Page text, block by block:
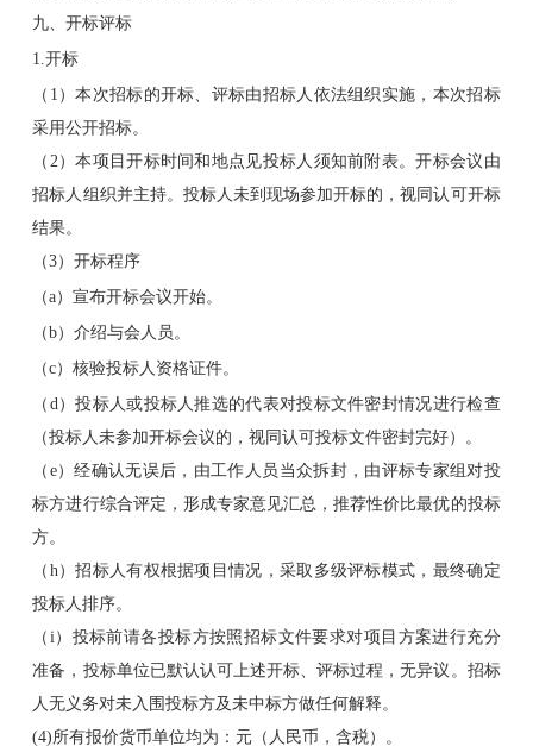
九、开标评标
1.开标
（1）本次招标的开标、评标由招标人依法组织实施，本次招标
采用公开招标。
（2）本项目开标时间和地点见投标人须知前附表。开标会议由
招标人组织并主持。投标人未到现场参加开标的，视同认可开标
结果。
（3）开标程序
（a）宣布开标会议开始。
（b）介绍与会人员。
（c）核验投标人资格证件。
（d）投标人或投标人推选的代表对投标文件密封情况进行检查
（投标人未参加开标会议的，视同认可投标文件密封完好）。
（e）经确认无误后，由工作人员当众拆封，由评标专家组对投
标方进行综合评定，形成专家意见汇总，推荐性价比最优的投标
方。
（h）招标人有权根据项目情况，采取多级评标模式，最终确定
投标人排序。
（i）投标前请各投标方按照招标文件要求对项目方案进行充分
准备，投标单位已默认认可上述开标、评标过程，无异议。招标
人无义务对未入围投标方及未中标方做任何解释。
(4)所有报价货币单位均为：元（人民币，含税）。